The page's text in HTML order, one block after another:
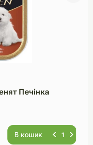
Печінка
В кошик